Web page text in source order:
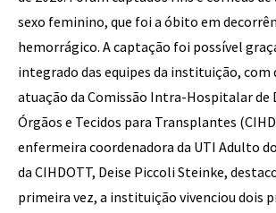
sexo feminino, que foi a óbito em
hemorrágico. A captação foi possível
integrado das equipes da instituição, com
atuação da Comissão Intra-Hospitalar de
Órgãos e Tecidos para Transplantes
enfermeira coordenadora da UTI Adulto
da CIHDOTT, Deise Piccoli Steinke,
primeira vez, a instituição vivenciou dois